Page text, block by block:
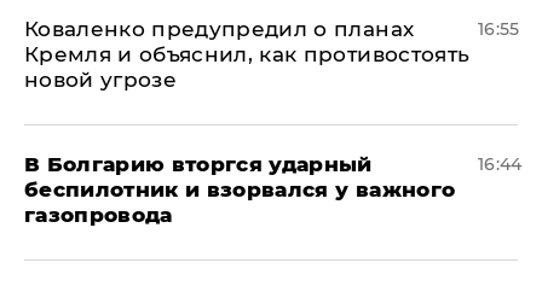
Коваленко предупредил о планах
Кремля и объяснил, как противостоять
новой угрозе
16:55
В Болгарию вторгся ударный
беспилотник и взорвался у важного
газопровода
16:44